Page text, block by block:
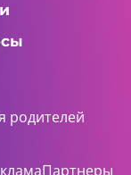
родителей
Партнеры